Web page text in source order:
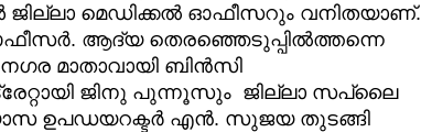
ജില്ലാ മെഡിക്കൽ ഓഫീസറും വനിതയാണ്.
ആദ്യ തെരഞ്ഞെടുപ്പിൽത്തന്നെ
നഗര മാതാവായി ബിൻസി
ജിനു പുന്നൂസും ജില്ലാ സപ്ലൈ
ഉപഡയറക്ടർ എൻ. സുജയ തുടങ്ങി